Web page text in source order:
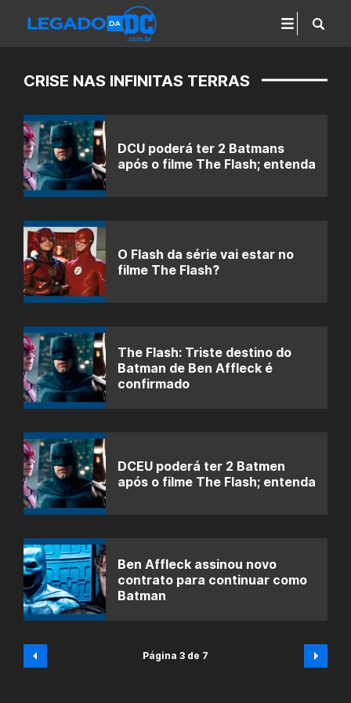
CRISE NAS INFINITAS TERRAS
DCU poderá ter 2 Batmans
após o filme The Flash; entenda
O Flash da série vai estar no
filme The Flash?
The Flash: Triste destino do
Batman de Ben Affleck é
confirmado
DCEU poderá ter 2 Batmen
após o filme The Flash; entenda
Ben Affleck assinou novo
contrato para continuar como
Batman
Página 3 de 7